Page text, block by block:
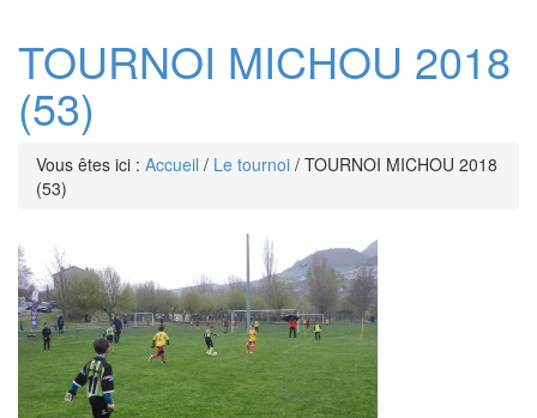
TOURNOI MICHOU 2018
(53)
Vous êtes ici : Accueil / Le tournoi / TOURNOI MICHOU 2018
(53)